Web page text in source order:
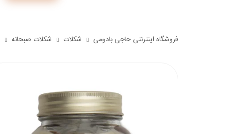
فروشگاه اینترنتی حاجی بادومی شکلات شکلات صبحانه